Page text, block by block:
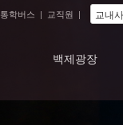
통학버스 | 교직원 | 교내
백제광장